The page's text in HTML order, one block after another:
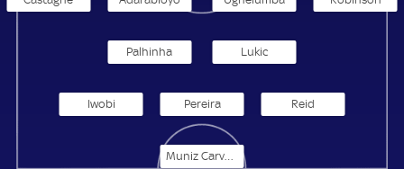
Palhinha Lukic
Iwobi Pereira Reid
Muniz Carvalho